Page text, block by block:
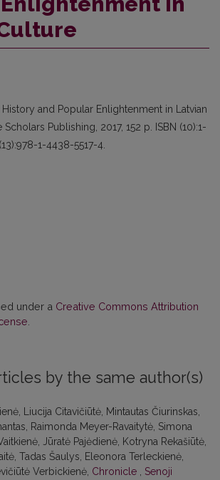
History and Popular Enlightenment in Latvian
Publishing, 2017, 152 p. ISBN (10):1-
1-4438-5517-4.
under a Creative Commons Attribution
by the same author(s)
Liucija Citavičiūtė, Mintautas Čiurinskas,
Raimonda Meyer-Ravaitytė, Simona
Jūratė Pajėdienė, Kotryna Rekašiūtė,
Tadas Šaulys, Eleonora Terleckienė,
Verbickienė, Chronicle , Senoji